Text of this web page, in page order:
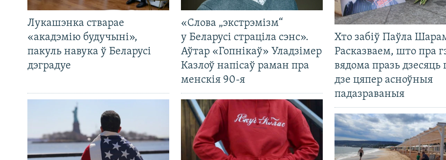
Лукашэнка стварае
«акадэмію будучыні»,
пакуль навука ў Беларусі
дэградуе
«Слова „экстрэмізм“
у Беларусі страціла сэнс».
Аўтар «Гопнікаў» Уладзімер
Казлоў напісаў раман пра
менскія 90-я
Хто забіў Паўла
Расказваем, што пра
вядома празь дзесяць
дзе цяпер асноўныя
падазраваныя